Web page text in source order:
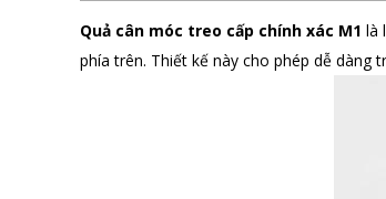
Quả cân móc treo cấp chính xác M1 là
phía trên. Thiết kế này cho phép dễ dàng